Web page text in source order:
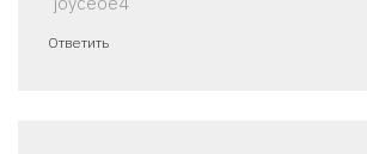
Ответить